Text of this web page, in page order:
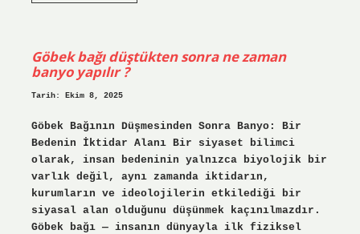
Göbek bağı düştükten sonra ne zaman
banyo yapılır ?
Tarih: Ekim 8, 2025
Göbek Bağının Düşmesinden Sonra Banyo: Bir
Bedenin İktidar Alanı Bir siyaset bilimci
olarak, insan bedeninin yalnızca biyolojik bir
varlık değil, aynı zamanda iktidarın,
kurumların ve ideolojilerin etkilediği bir
siyasal alan olduğunu düşünmek kaçınılmazdır.
Göbek bağı — insanın dünyayla ilk fiziksel